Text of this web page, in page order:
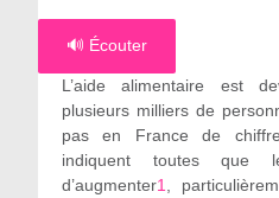
🔊 Écouter
L’aide alimentaire est
plusieurs milliers de
pas en France de
indiquent toutes que
d’augmenter1
,